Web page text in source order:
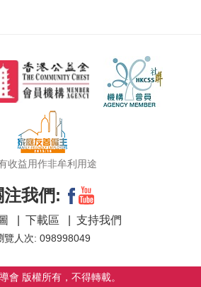
收益用作非牟利用途
注我們:
下載區 支持我們
覽人次: 098998049
會 版權所有，不得轉載。